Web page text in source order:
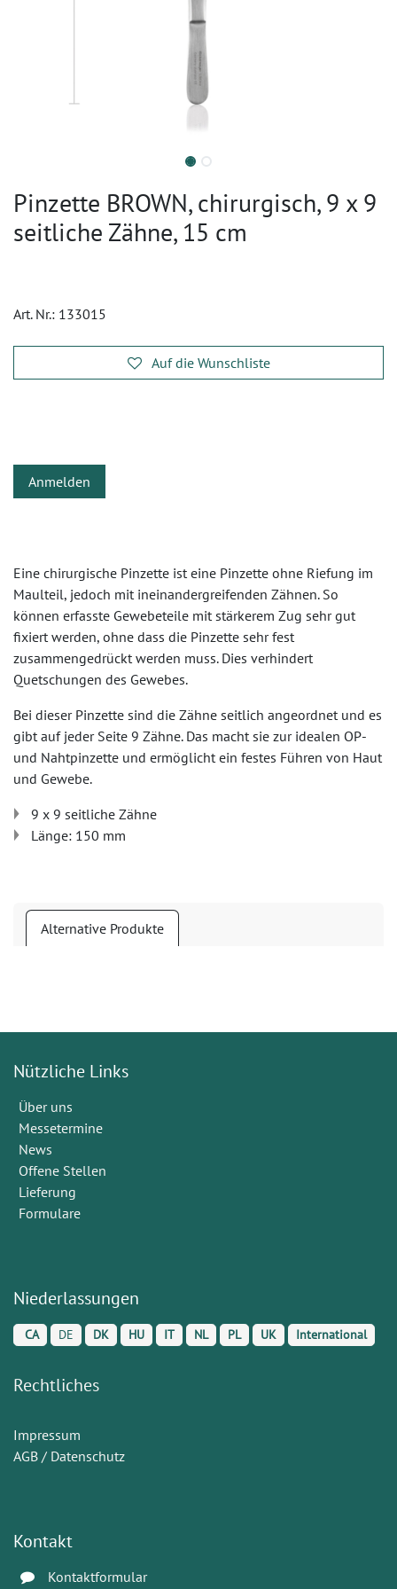
Pinzette BROWN, chirurgisch, 9 x 9
seitliche Zähne, 15 cm
Art. Nr.: 133015
Auf die Wunschliste
Anmelden
Eine chirurgische Pinzette ist eine Pinzette ohne Riefung im
Maulteil, jedoch mit ineinandergreifenden Zähnen. So
können erfasste Gewebeteile mit stärkerem Zug sehr gut
fixiert werden, ohne dass die Pinzette sehr fest
zusammengedrückt werden muss. Dies verhindert
Quetschungen des Gewebes.
Bei dieser Pinzette sind die Zähne seitlich angeordnet und es
gibt auf jeder Seite 9 Zähne. Das macht sie zur idealen OP-
und Nahtpinzette und ermöglicht ein festes Führen von Haut
und Gewebe.
9 x 9 seitliche Zähne
Länge: 150 mm
Alternative Produkte
Nützliche Links
Über uns
Messetermine
News
Offene Stellen
Lieferung
Formulare
Niederlassungen
CA DE DK HU IT NL PL UK International
Rechtliches
Impressum
AGB / Datenschutz
Kontakt
Kontaktformular